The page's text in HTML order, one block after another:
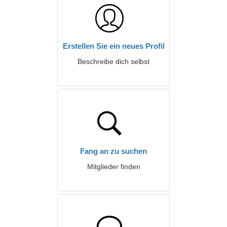
Erstellen Sie ein neues Profil
Beschreibe dich selbst
Fang an zu suchen
Mitglieder finden